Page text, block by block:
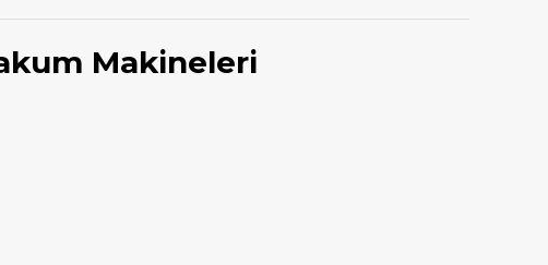
Makineleri